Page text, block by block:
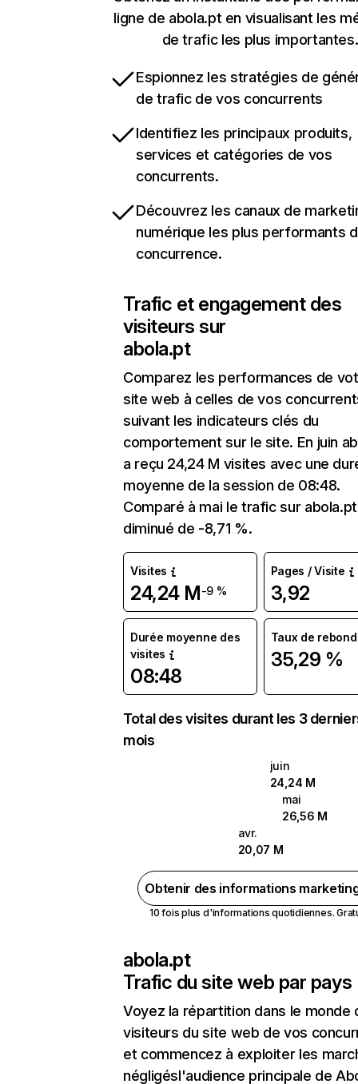
ligne de abola.pt en visualisant les
de trafic les plus importantes.
Espionnez les stratégies de
de trafic de vos concurrents
Identifiez les principaux produits,
services et catégories de vos
concurrents.
Découvrez les canaux de
numérique les plus performants
concurrence.
Trafic et engagement des
visiteurs sur
abola.pt
Comparez les performances de
site web à celles de vos
suivant les indicateurs clés du
comportement sur le site. En juin
a reçu 24,24 M visites avec une
moyenne de la session de 08:48.
Comparé à mai le trafic sur
diminué de -8,71 %.
Visites
24,24 M-9 %
Pages / Visite
3,92
Durée moyenne des
visites
08:48
Taux de rebond
35,29 %
Total des visites durant les 3
mois
juin
24,24 M
mai
26,56 M
avr.
20,07 M
Obtenir des informations
10 fois plus d'informations quotidiennes.
abola.pt
Trafic du site web par pays
Voyez la répartition dans le monde
visiteurs du site web de vos
et commencez à exploiter les
négligésl'audience principale de